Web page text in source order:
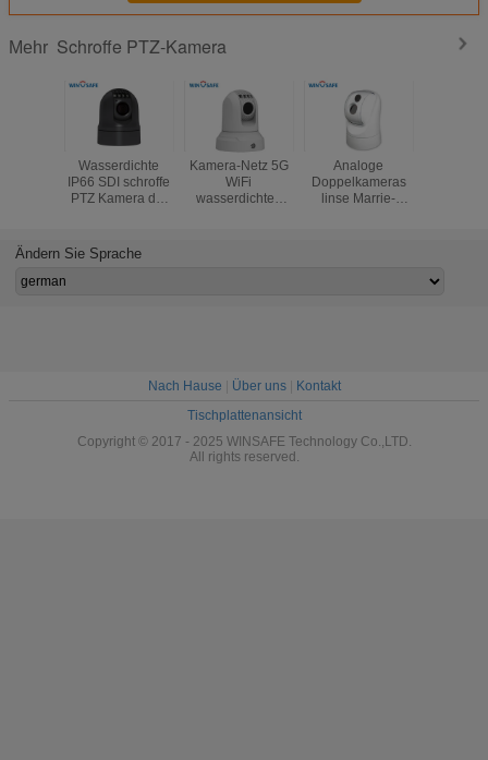
Mehr Schroffe PTZ-Kamera
Wasserdichte
IP66 SDI schroffe
PTZ Kamera der
Entsprechungs-
Kamera-Netz 5G
WiFi
wasserdichtes
Analoge
Doppelkameras
linse Marrie-
Ändern Sie Sprache
Nach Hause Über uns|
Kontakt
Tischplattenansicht
Copyright © 2017 - 2025 WINSAFE Technology Co.,LTD.
All rights reserved.